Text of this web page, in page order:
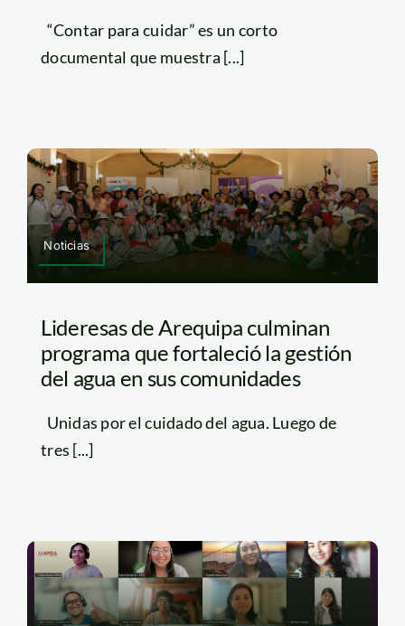
“Contar para cuidar” es un corto
documental que muestra [...]
Noticias
Lideresas de Arequipa culminan
programa que fortaleció la gestión
del agua en sus comunidades
Unidas por el cuidado del agua. Luego de
tres [...]